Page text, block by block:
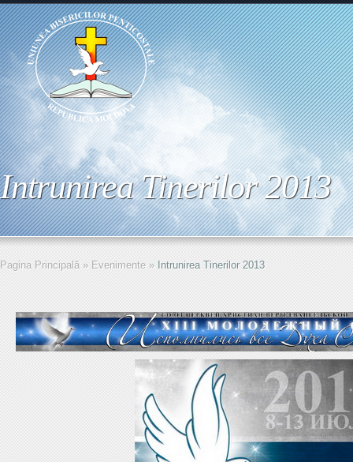
Intrunirea Tinerilor 2013
Pagina Principală » Evenimente » Intrunirea Tinerilor 2013